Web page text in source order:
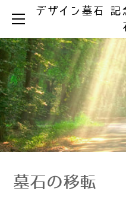
デザイン墓石 記
墓石の移転
お墓
お手
製品
デ
洋型
お墓
リフ
器
文
メジ
ク
お